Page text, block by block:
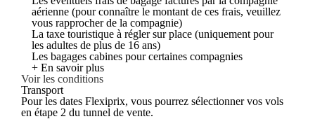
aérienne (pour connaître le montant de ces frais, veuillez
vous rapprocher de la compagnie)
La taxe touristique à régler sur place (uniquement pour
les adultes de plus de 16 ans)
Les bagages cabines pour certaines compagnies
+ En savoir plus
Voir les conditions
Transport
Pour les dates Flexiprix, vous pourrez sélectionner vos vols
en étape 2 du tunnel de vente.